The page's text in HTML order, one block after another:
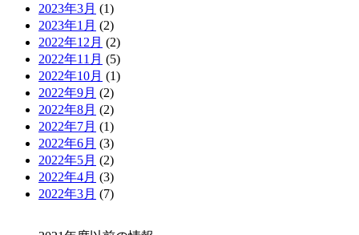
2023年3月 (1)
2023年1月 (2)
2022年12月 (2)
2022年11月 (5)
2022年10月 (1)
2022年9月 (2)
2022年8月 (2)
2022年7月 (1)
2022年6月 (3)
2022年5月 (2)
2022年4月 (3)
2022年3月 (7)